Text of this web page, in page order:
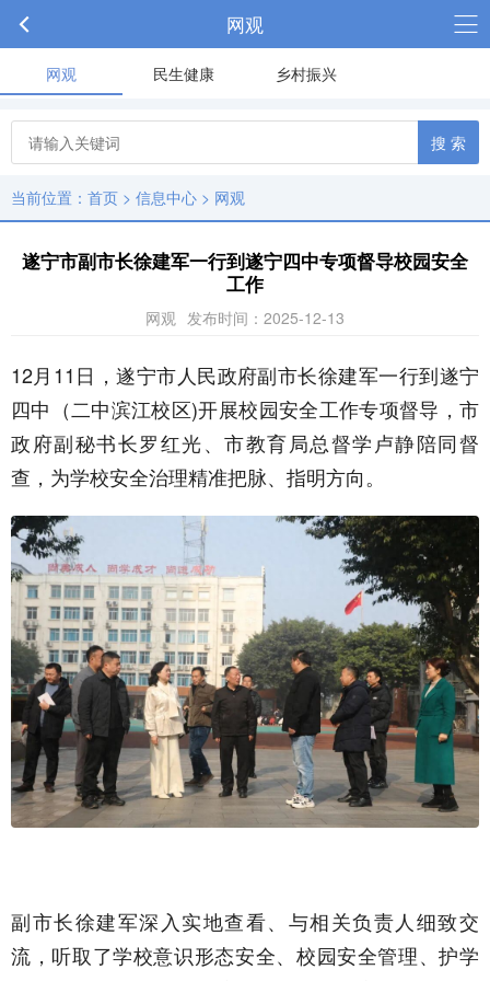
网观
网观 民生健康 乡村振兴
搜 索
当前位置： 首页 > 信息中心 > 网观
遂宁市副市长徐建军一行到遂宁四中专项督导校园安全
工作
网观 发布时间：2025-12-13
12月11日，遂宁市人民政府副市长徐建军一行到遂宁
四中（二中滨江校区)开展校园安全工作专项督导，市
政府副秘书长罗红光、市教育局总督学卢静陪同督
查，为学校安全治理精准把脉、指明方向。
副市长徐建军深入实地查看、与相关负责人细致交
流，听取了学校意识形态安全、校园安全管理、护学